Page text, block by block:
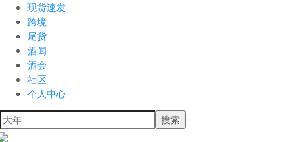
现货速发
跨境
尾货
酒闻
酒会
社区
个人中心
搜索